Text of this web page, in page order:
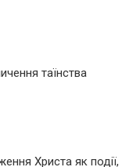
таїнства
Христа як події,